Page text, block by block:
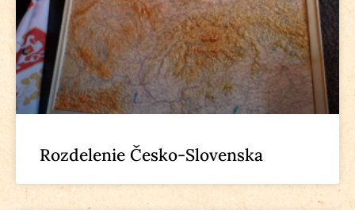
Rozdelenie Česko-Slovenska